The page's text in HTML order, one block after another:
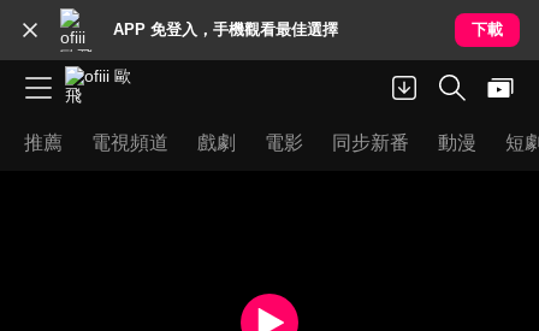
APP 免登入，手機觀看最佳選擇 下載
推薦 電視頻道 戲劇 電影 同步新番 動漫 短